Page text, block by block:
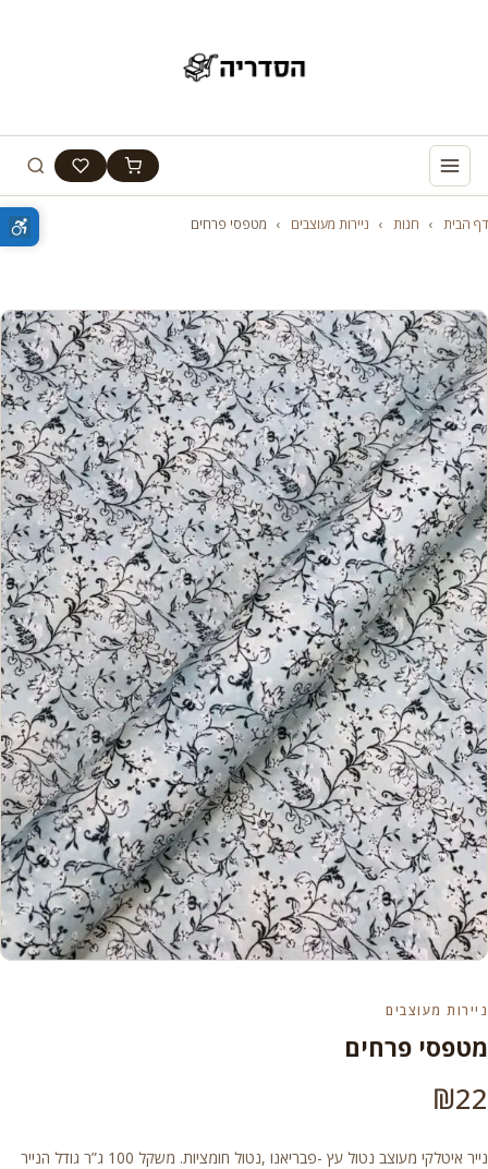
דף הבית › חנות › ניירות מעוצבים › מטפסי פרחים
ניירות מעוצבים
מטפסי פרחים
₪22
נייר איטלקי מעוצב נטול עץ -פבריאנו ,נטול חומציות. משקל 100 ג”ר גודל הנייר